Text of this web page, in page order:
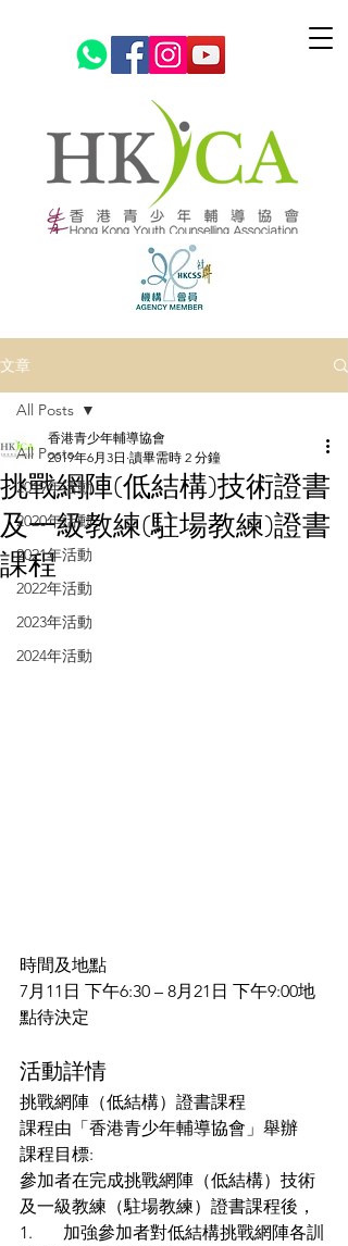
文章
All Posts
2019年活動
2020年活動
2021年活動
2022年活動
2023年活動
2024年活動
All Posts
挑戰網陣(低結構)技術證書
及一級教練(駐場教練)證書
課程
香港青少年輔導協會
2019年6月3日 讀畢需時 2 分鐘
時間及地點
7月11日 下午6:30 – 8月21日 下午9:00地
點待決定
活動詳情
挑戰網陣（低結構）證書課程
課程由「香港青少年輔導協會」舉辦
課程目標:
參加者在完成挑戰網陣（低結構）技術
及一級教練（駐場教練）證書課程後，
1.	加強參加者對低結構挑戰網陣各訓